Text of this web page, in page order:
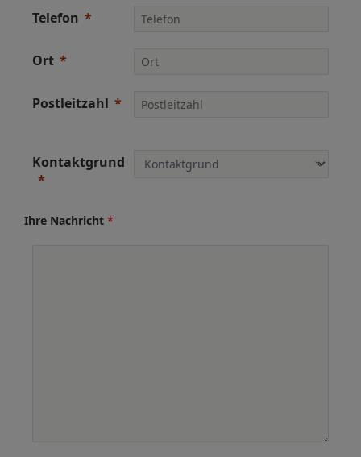
Telefon
Ort
Postleitzahl
Kontaktgrund
Ihre Nachricht *